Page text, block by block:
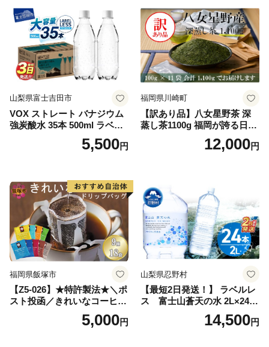
山梨県富士吉田市
VOX ストレート バナジウム
強炭酸水 35本 500ml ラベル
レス【富士吉田市限定カート
5,500円
福岡県川崎町
【訳あり品】八女星野茶 深
蒸し茶1100g 福岡が誇る日本
茶_ 訳アリ 常温 お茶 茶袋 常
備品 おちゃ ocha 茶葉 緑茶
小分け お土産 お取り寄せ グ
ルメ 福岡 九州 福岡県 国産
日本 ふかむし茶 ふかむし 家
庭用 自宅用 ちゃ りょくちゃ
ふかむしちゃ 急須 甘み 川崎
町 送料無料
12,000円
福岡県飯塚市
【Z5-026】★特許製法★＼ポ
スト投函／きれいなコーヒー
ドリップバッグ9種セット(18
袋)ゆうパケットでお届け！
5,000円
山梨県忍野村
【最短2日発送！】 ラベルレ
ス 富士山蒼天の水 2L×24本
（4ケース）※離島不可 天然
水 ミネラルウォーター 水 ペ
14,500円